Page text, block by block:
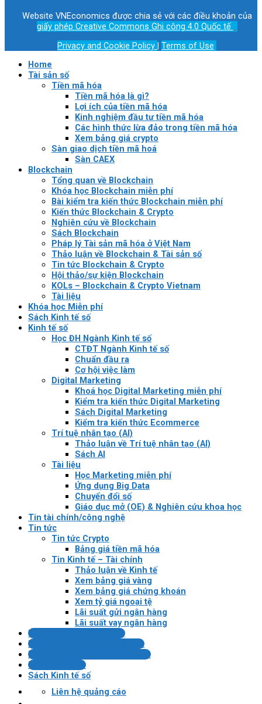
Website VNEconomics được chia sẻ với các điều khoản của
giấy phép Creative Commons Ghi công 4.0 Quốc tế .
Privacy and Cookie Policy | Terms of Use
Home
Tài sản số
Tiền mã hóa
Tiền mã hóa là gì?
Lợi ích của tiền mã hóa
Kinh nghiệm đầu tư tiền mã hóa
Các hình thức lừa đảo trong tiền mã hóa
Xem bảng giá crypto
Sàn giao dịch tiền mã hoá
Sàn CAEX
Blockchain
Tổng quan về Blockchain
Khóa học Blockchain miễn phí
Bài kiểm tra kiến thức Blockchain miễn phí
Kiến thức Blockchain & Crypto
Nghiên cứu về Blockchain
Sách Blockchain
Pháp lý Tài sản mã hóa ở Việt Nam
Thảo luận về Blockchain & Tài sản số
Tin tức Blockchain & Crypto
Hội thảo/sự kiện Blockchain
KOLs – Blockchain & Crypto Vietnam
Tài liệu
Khóa học Miễn phí
Sách Kinh tế số
Kinh tế số
Học ĐH Ngành Kinh tế số
CTĐT Ngành Kinh tế số
Chuẩn đầu ra
Cơ hội việc làm
Digital Marketing
Khoá học Digital Marketing miễn phí
Kiểm tra kiến thức Digital Marketing
Sách Digital Marketing
Kiểm tra kiến thức Ecommerce
Trí tuệ nhân tạo (AI)
Thảo luận về Trí tuệ nhân tạo (AI)
Sách AI
Tài liệu
Học Marketing miễn phí
Ứng dụng Big Data
Chuyển đổi số
Giáo dục mở (OE) & Nghiên cứu khoa học
Tin tài chính/công nghệ
Tin tức
Tin tức Crypto
Bảng giá tiền mã hóa
Tin Kinh tế – Tài chính
Thảo luận về Kinh tế
Xem bảng giá vàng
Xem bảng giá chứng khoán
Xem tỷ giá ngoại tệ
Lãi suất gửi ngân hàng
Lãi suất vay ngân hàng
Tin tài chính/công nghệ
Pháp lý VN về tài sản mã hóa
Bài kiểm tra Blockchain/crypto
Tin tức Crypto
Sách Kinh tế số
Liên hệ quảng cáo